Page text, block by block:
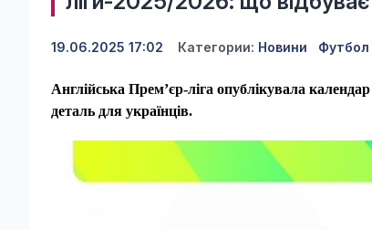
19.06.2025 17:02 Категории: Новини Футбол
Англійська Прем’єр-ліга опублікувала
деталь для українців.